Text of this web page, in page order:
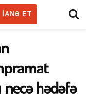
IANƏ ET
necə hədəfə